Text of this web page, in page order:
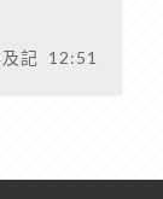
及記 12:51